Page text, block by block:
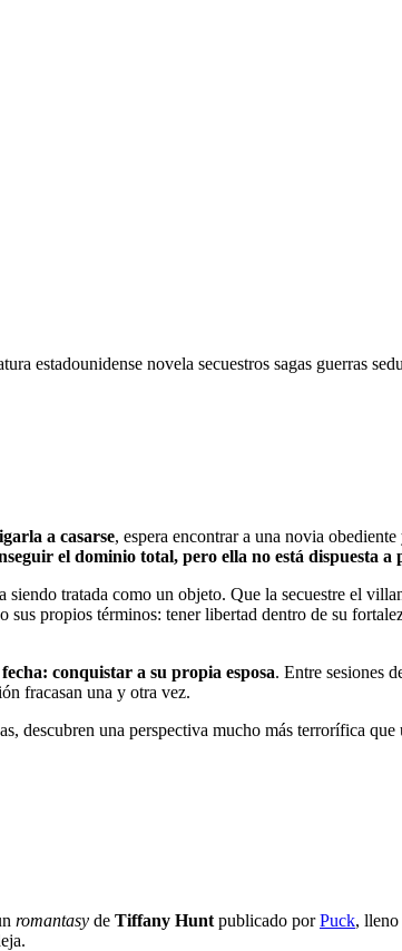
estadounidense novela secuestros sagas guerras
a casarse, espera encontrar a una novia
el dominio total, pero ella no está dispuesta a
tratada como un objeto. Que la secuestre el
propios términos: tener libertad dentro de su
conquistar a su propia esposa. Entre sesiones
fracasan una y otra vez.
descubren una perspectiva mucho más terrorífica
romantasy de Tiffany Hunt publicado porPuck, lleno